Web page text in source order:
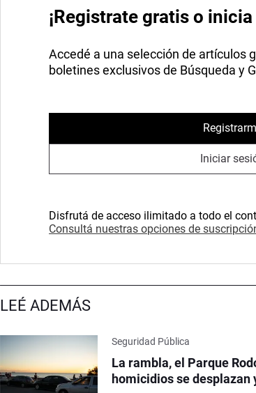
¡Registrate gratis o
Accedé a una selección de artículos
boletines exclusivos de Búsqueda y
Iniciar
Disfrutá de acceso ilimitado a todo el
Consultá nuestras opciones de
LEÉ ADEMÁS
Seguridad Pública
La rambla, el Parque
homicidios se desplazan